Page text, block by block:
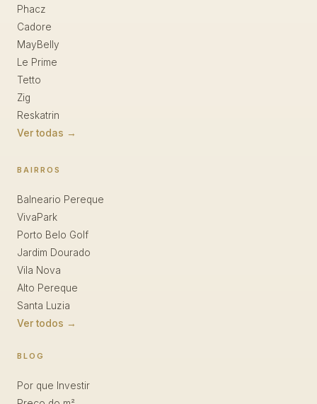
Phacz
Cadore
MayBelly
Le Prime
Tetto
Zig
Reskatrin
Ver todas →
BAIRROS
Balneario Pereque
VivaPark
Porto Belo Golf
Jardim Dourado
Vila Nova
Alto Pereque
Santa Luzia
Ver todos →
BLOG
Por que Investir